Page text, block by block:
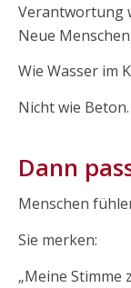
Verantwortung
Neue
Wie Wasser im
Nicht wie Beton.
Dann
Menschen
Sie merken:
„Meine Stimme